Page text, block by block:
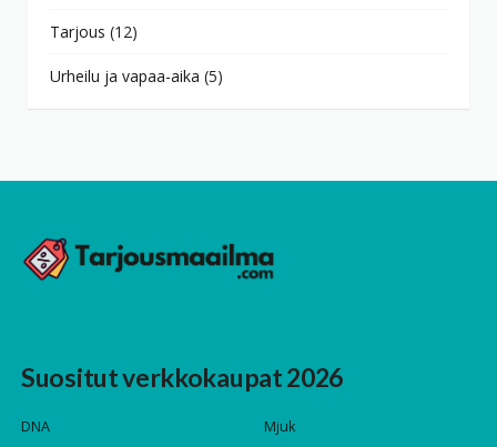
Tarjous (12)
Urheilu ja vapaa-aika (5)
Suositut verkkokaupat 2026
DNA Mjuk